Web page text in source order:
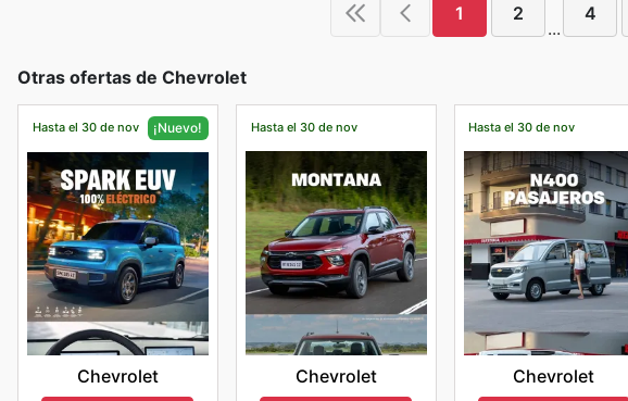
1 2
...
4
Otras ofertas de Chevrolet
Hasta el 30 de nov ¡Nuevo!
Chevrolet
Hasta el 30 de nov
Chevrolet
Hasta el 30 de nov
Chevrolet